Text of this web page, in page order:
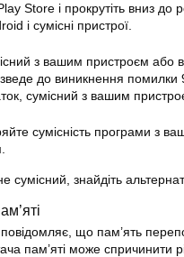
Store і прокрутіть вниз
і сумісні пристрої.
з вашим пристроєм або
до виникнення помилки
сумісний з вашим
сумісність програми з
сумісний, знайдіть
що пам’ять
пам’яті може